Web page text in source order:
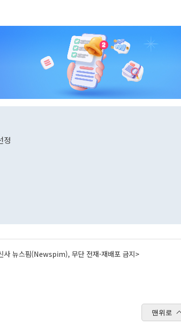
정
사 뉴스핌(Newspim), 무단 전재-재배포 금지>
맨위로